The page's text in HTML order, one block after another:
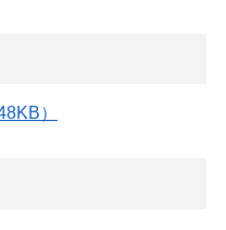
）